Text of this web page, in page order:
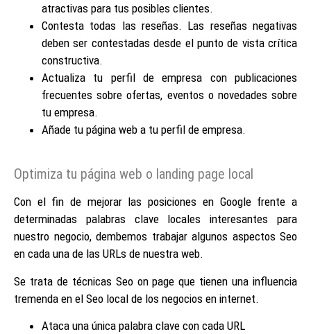
atractivas para tus posibles clientes.
Contesta todas las reseñas. Las reseñas negativas
deben ser contestadas desde el punto de vista crítica
constructiva.
Actualiza tu perfil de empresa con publicaciones
frecuentes sobre ofertas, eventos o novedades sobre
tu empresa.
Añade tu página web a tu perfil de empresa.
Optimiza tu página web o landing page local
Con el fin de mejorar las posiciones en Google frente a
determinadas palabras clave locales interesantes para
nuestro negocio, dembemos trabajar algunos aspectos Seo
en cada una de las URLs de nuestra web.
Se trata de técnicas Seo on page que tienen una influencia
tremenda en el Seo local de los negocios en internet.
Ataca una única palabra clave con cada URL